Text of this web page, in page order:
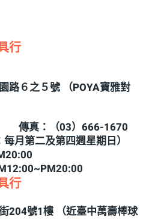
行
路６之５號 （POYA寶雅對
傳真：（03）666-1670
月第二及第四週星期日）
行
204號1樓 （近臺中萬壽棒球